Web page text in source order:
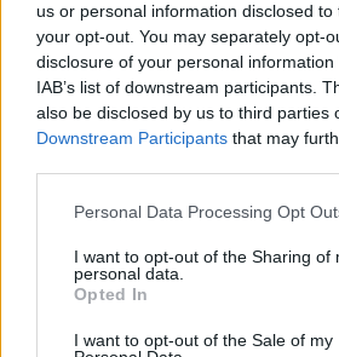
us or personal information disclosed
your opt-out. You may separately opt-
disclosure of your personal
IAB’s list of downstream participants.
also be disclosed by us to third parties
Downstream Participants that may
Personal Data Processing Opt
I want to opt-out of the Sharing of
personal data.
Opted In
I want to opt-out of the Sale of my